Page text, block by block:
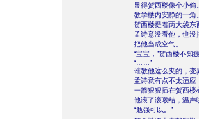
显得贺西楼像个小偷
教学楼内安静的一角
贺西楼提着两大袋东
孟诗意没看他，也没
把他当成空气。
“宝宝，”贺西楼不知
“……”
谁教他这么夹的，变
孟诗意有点不太适应
一箭狠狠插在贺西楼
他滚了滚喉结，温声
“勉强可以。”